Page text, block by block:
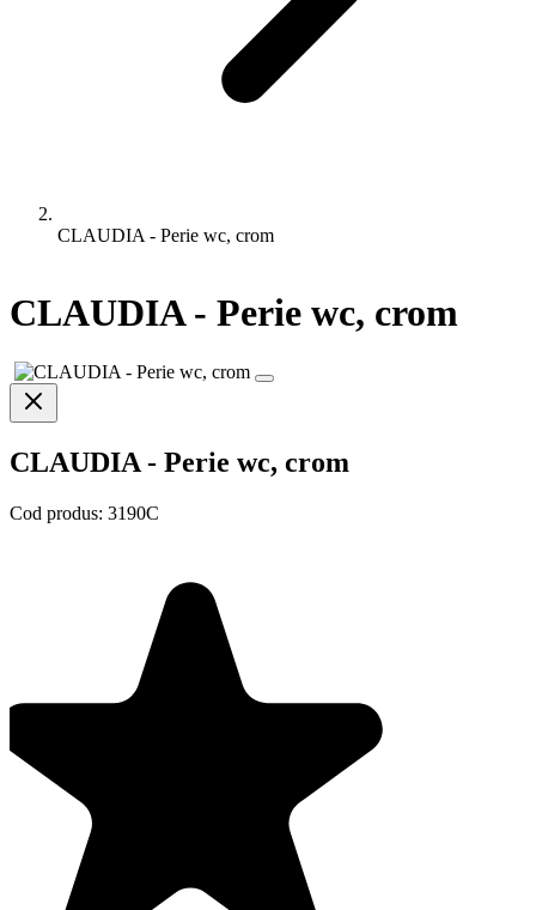
CLAUDIA - Perie wc, crom
CLAUDIA - Perie wc, crom
CLAUDIA - Perie wc, crom
Cod produs: 3190C